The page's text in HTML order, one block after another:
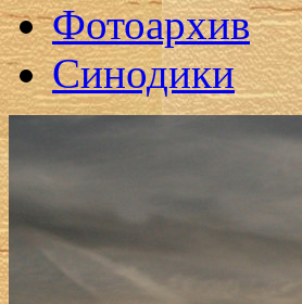
Фотоархив
Синодики